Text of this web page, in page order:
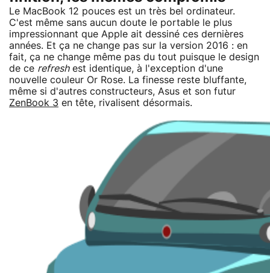
Le MacBook 12 pouces est un très bel ordinateur.
C'est même sans aucun doute le portable le plus
impressionnant que Apple ait dessiné ces dernières
années. Et ça ne change pas sur la version 2016 : en
fait, ça ne change même pas du tout puisque le design
de ce refreshest identique, à l'exception d'une
nouvelle couleur Or Rose. La finesse reste bluffante,
même si d'autres constructeurs, Asus et son futur
ZenBook 3 en tête, rivalisent désormais.